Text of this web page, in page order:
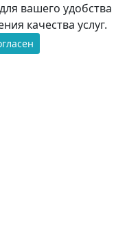
вашего удобства
качества услуг.